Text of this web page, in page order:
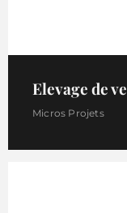
Elevage de
Micros Projets